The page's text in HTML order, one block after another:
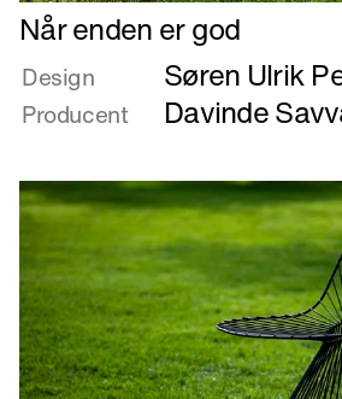
Læs
mere
om
Når
enden
god
Når enden er god
Design Søren Ulrik
Producent Davinde